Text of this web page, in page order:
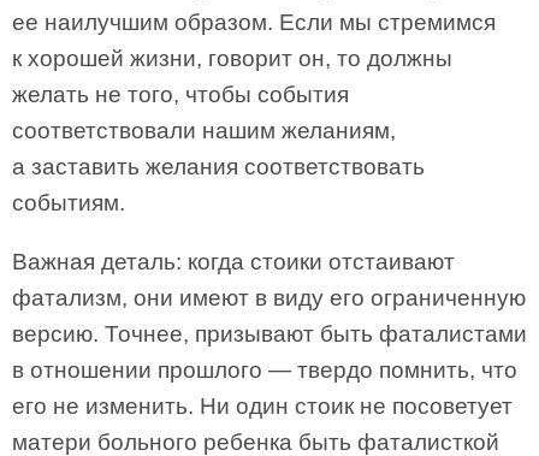
ее наилучшим образом. Если мы стремимся
к хорошей жизни, говорит он, то должны
желать не того, чтобы события
соответствовали нашим желаниям,
а заставить желания соответствовать
событиям.
Важная деталь: когда стоики отстаивают
фатализм, они имеют в виду его ограниченную
версию. Точнее, призывают быть фаталистами
в отношении прошлого — твердо помнить, что
его не изменить. Ни один стоик не посоветует
матери больного ребенка быть фаталисткой